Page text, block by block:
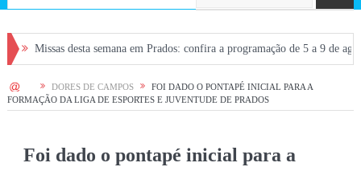
desta semana em Prados: confira a programação de 5 a 9 de agosto
HOME DORES DE CAMPOS
FOI DADO O PONTAPÉ INICIAL PARA A
FORMAÇÃO DA LIGA DE ESPORTES E JUVENTUDE DE PRADOS
Foi dado o pontapé inicial para a